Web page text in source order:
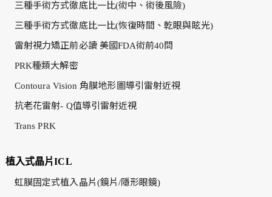
三種手術方式徹底比一比(術中、術後風險)
三種手術方式徹底比一比(恢復時間、乾眼與眩光)
雷射視力矯正前必讀 美國FDA術前40問
PRK種類大解密
Contoura Vision 角膜地形圖導引雷射近視
抗老花雷射- Q值導引雷射近視
Trans PRK
植入式晶片ICL
虹膜固定式植入晶片(鏡片/隱形眼鏡)